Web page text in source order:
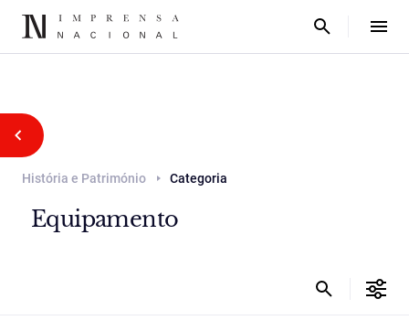
História e Património Categoria
Equipamento